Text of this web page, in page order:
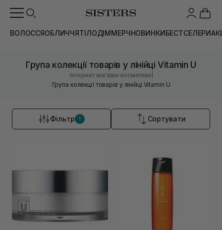
ВОЛОССЯОБЛИЧЧЯТІЛОДІММЕРЧНОВИНКИБЕСТСЕЛЕРИ
Група колекції товарів у лінійці Vitamin U
Інтернет магазин косметики
Група колекції товарів у лінійці Vitamin U
Фільтр 1 Сортувати